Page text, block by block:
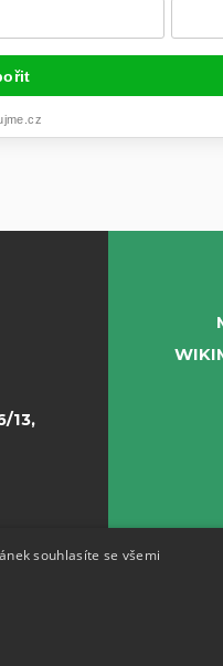
13,
souhlasíte se všemi